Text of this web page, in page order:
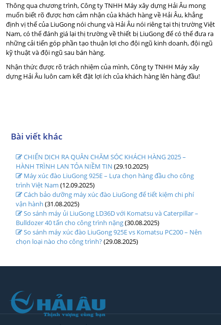
Thông qua chương trình, Công ty TNHH Máy xây dựng Hải Âu mong
muốn biết rõ được hơn cảm nhận của khách hàng về Hải Âu, khẳng
định vị thế của LiuGong nói chung và Hải Âu nói riêng tại thị trường Việt
Nam, có thể đánh giá lại thị trường về thiết bị LiuGong để có thể đưa ra
những cải tiến góp phần tạo thuận lợi cho đội ngũ kinh doanh, đội ngũ
kỹ thuật và đội ngũ sau bán hàng.
Nhận thức được rõ trách nhiệm của mình, Công ty TNHH Máy xây
dựng Hải Âu luôn cam kết đặt lợi ích của khách hàng lên hàng đầu!
Bài viết khác
CHIẾN DỊCH RA QUÂN CHĂM SÓC KHÁCH HÀNG 2025 –
HÀNH TRÌNH LAN TỎA NIỀM TIN (29.10.2025)
Máy xúc đào LiuGong 925E – Lựa chọn hàng đầu cho công
trình Việt Nam (12.09.2025)
Cách bảo dưỡng máy xúc đào LiuGong để tiết kiệm chi phí
vận hành (31.08.2025)
So sánh máy ủi LiuGong LD36D với Komatsu và Caterpillar –
Bulldozer 40 tấn cho công trình nặng(30.08.2025)
So sánh máy xúc đào LiuGong 925E vs Komatsu PC200 – Nên
chọn loại nào cho công trình?(29.08.2025)